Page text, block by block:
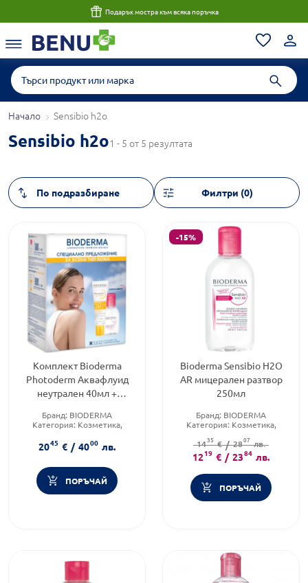
Подарък мостра към всяка поръчка
Начало Sensibio h2o
Sensibio h2o1 - 5 от 5 резултата
Филтри (0)
Комплект Bioderma
Photoderm Аквафлуид
неутрален 40мл +
разтвор 100мл
Бранд: BIODERMA
Категория: Козметика,
Форма на продукта:
комплект
2045 € / 4000 лв.
ПОРЪЧАЙ
-15%
Bioderma Sensibio H2O
AR мицерален разтвор
250мл
Бранд: BIODERMA
Категория: Козметика,
Продуктова линия:SENSIBIO
1435 € / 2807 лв.
1219 € / 2384 лв.
ПОРЪЧАЙ